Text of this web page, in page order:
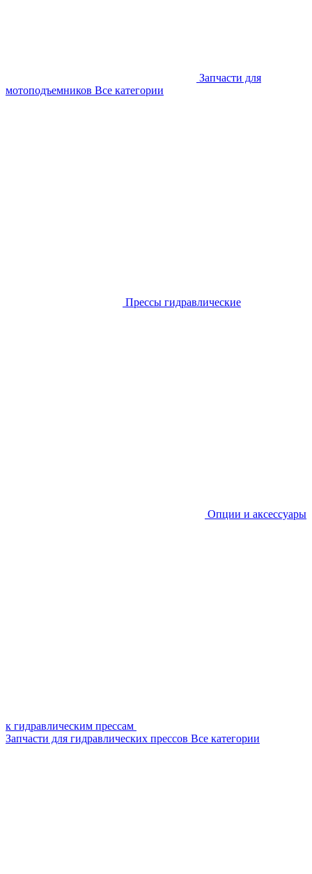
Запчасти для
мотоподъемников Все категории
Прессы гидравлические
Опции и аксессуары
к гидравлическим прессам
Запчасти для гидравлических прессов Все категории